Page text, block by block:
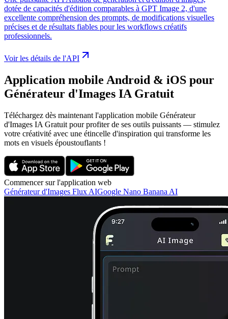
dotée de capacités d'édition comparables à GPT Image 2, d'une
excellente compréhension des prompts, de modifications visuelles
précises et de résultats fiables pour les workflows créatifs
professionnels.
Voir les détails de l'API
Application mobile Android & iOS pour
Générateur d'Images IA Gratuit
Téléchargez dès maintenant l'application mobile Générateur
d'Images IA Gratuit pour profiter de ses outils puissants — stimulez
votre créativité avec une étincelle d'inspiration qui transforme les
mots en visuels époustouflants !
Commencer sur l'application web
Générateur d'Images Flux AIGoogle Nano Banana AI